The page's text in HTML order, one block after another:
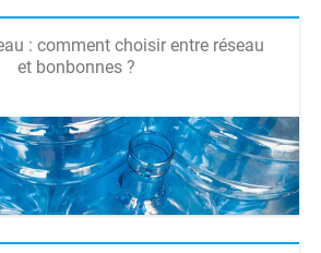
: comment choisir entre réseau
et bonbonnes ?